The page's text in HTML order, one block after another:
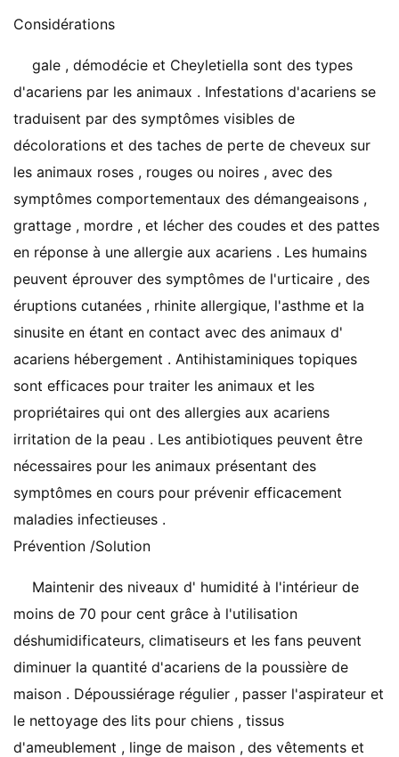
Considérations
gale , démodécie et Cheyletiella sont des types
d'acariens par les animaux . Infestations d'acariens se
traduisent par des symptômes visibles de
décolorations et des taches de perte de cheveux sur
les animaux roses , rouges ou noires , avec des
symptômes comportementaux des démangeaisons ,
grattage , mordre , et lécher des coudes et des pattes
en réponse à une allergie aux acariens . Les humains
peuvent éprouver des symptômes de l'urticaire , des
éruptions cutanées , rhinite allergique, l'asthme et la
sinusite en étant en contact avec des animaux d'
acariens hébergement . Antihistaminiques topiques
sont efficaces pour traiter les animaux et les
propriétaires qui ont des allergies aux acariens
irritation de la peau . Les antibiotiques peuvent être
nécessaires pour les animaux présentant des
symptômes en cours pour prévenir efficacement
maladies infectieuses .
Prévention /Solution
Maintenir des niveaux d' humidité à l'intérieur de
moins de 70 pour cent grâce à l'utilisation
déshumidificateurs, climatiseurs et les fans peuvent
diminuer la quantité d'acariens de la poussière de
maison . Dépoussiérage régulier , passer l'aspirateur et
le nettoyage des lits pour chiens , tissus
d'ameublement , linge de maison , des vêtements et